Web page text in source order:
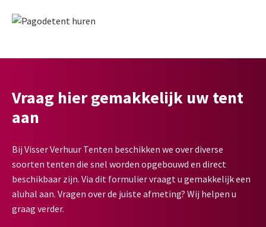
Vraag hier gemakkelijk uw tent
aan
Bij Visser Verhuur Tenten beschikken we over diverse
soorten tenten die snel worden opgebouwd en direct
beschikbaar zijn. Via dit formulier vraagt u gemakkelijk een
aluhal aan. Vragen over de juiste afmeting? Wij helpen u
graag verder.